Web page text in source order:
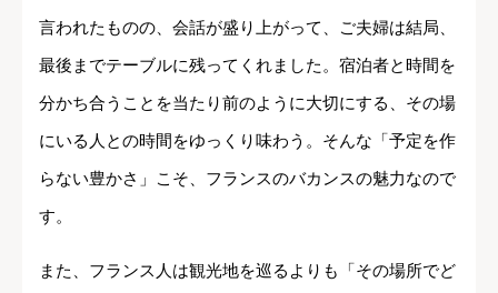
言われたものの、会話が盛り上がって、ご夫婦は結局、
最後までテーブルに残ってくれました。宿泊者と時間を
分かち合うことを当たり前のように大切にする、その場
にいる人との時間をゆっくり味わう。そんな「予定を作
らない豊かさ」こそ、フランスのバカンスの魅力なので
す。
また、フランス人は観光地を巡るよりも「その場所でど